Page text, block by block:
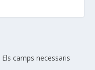
Els camps necessaris